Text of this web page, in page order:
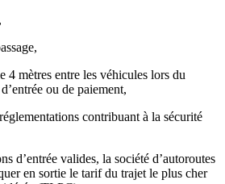
4 mètres entre les véhicules lors du
ou de paiement,
contribuant à la sécurité
d’entrée valides, la société d’autoroutes
en sortie le tarif du trajet le plus cher